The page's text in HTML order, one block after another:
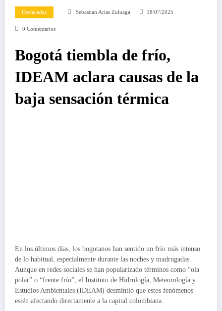
Destacadas Sebastian Arias Zuluaga 18/07/2025
0 Comentarios
Bogotá tiembla de frío,
IDEAM aclara causas de la
baja sensación térmica
En los últimos días, los bogotanos han sentido un frío más intenso
de lo habitual, especialmente durante las noches y madrugadas.
Aunque en redes sociales se han popularizado términos como “ola
polar” o “frente frío”, el Instituto de Hidrología, Meteorología y
Estudios Ambientales (IDEAM) desmintió que estos fenómenos
estén afectando directamente a la capital colombiana.